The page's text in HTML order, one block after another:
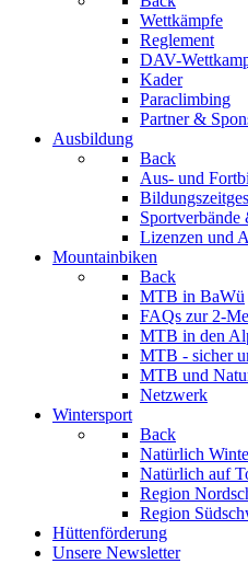
Wettkämpfe
Reglement
DAV-
Kader
Paraclimbing
Partner &
Ausbildung
Back
Aus- und
Sportverbände
Lizenzen und
Mountainbiken
Back
MTB in BaWü
FAQs zur 2-
MTB in den
MTB - sicher
MTB und
Netzwerk
Wintersport
Back
Natürlich
Natürlich auf
Region
Region
Hüttenförderung
Unsere Newsletter